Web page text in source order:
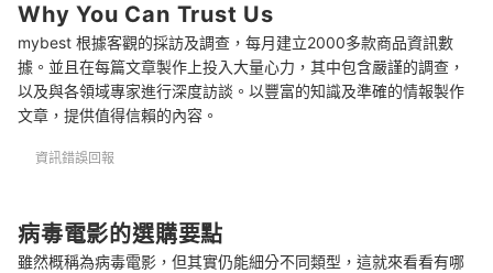
Q：有推薦的台灣病毒電影嗎？
Q：有比較輕鬆的病毒電影嗎？
Q：如何找到更多病毒電影？
Why You Can Trust Us
mybest 根據客觀的採訪及調查，每月建立2000多款商品資訊數
據。並且在每篇文章製作上投入大量心力，其中包含嚴謹的調查，
以及與各領域專家進行深度訪談。以豐富的知識及準確的情報製作
文章，提供值得信賴的內容。
資訊錯誤回報
病毒電影的選購要點
雖然概稱為病毒電影，但其實仍能細分不同類型，這就來看看有哪